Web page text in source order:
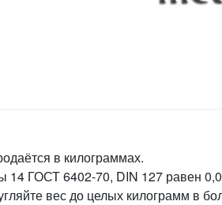
в килограммах.
14 ГОСТ 6402-70, DIN 127 равен
вес до целых килограмм в